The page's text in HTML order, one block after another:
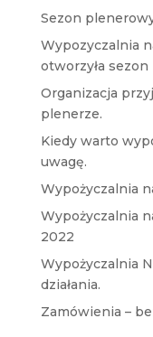
Sezon
Wypozyczalnia
otworzyła sezon
Organizacja
plenerze.
Kiedy warto
uwagę.
Wypożyczalnia
Wypożyczalnia
2022
Wypożyczalnia
działania.
Zamówienia –